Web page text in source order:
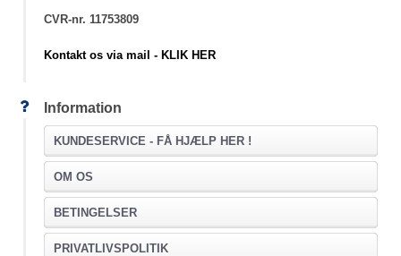
CVR-nr. 11753809
Kontakt os via mail - KLIK HER
Information
KUNDESERVICE - FÅ HJÆLP HER !
OM OS
BETINGELSER
PRIVATLIVSPOLITIK